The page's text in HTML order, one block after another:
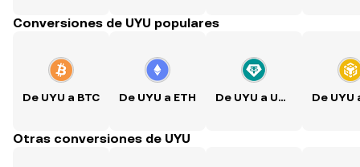
Conversiones de UYU populares
De UYU a BTC De UYU a ETH De UYU a USDT
Otras conversiones de UYU